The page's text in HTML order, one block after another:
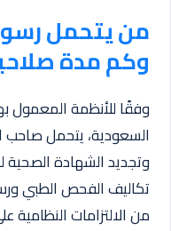
من يتحمل
وكم مدة
وفقًا للأنظمة المعمول
السعودية، يتحمل صاحب
وتجديد الشهادة الصحية
تكاليف الفحص الطبي
من الالتزامات